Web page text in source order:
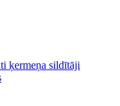
ķermeņa sildītāji